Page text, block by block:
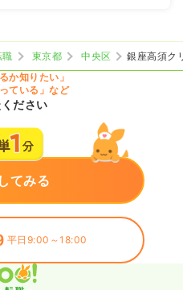
職 東京都 中央区
銀座高須ク
か知りたい」
ている」など
ださい
てみる
平日9:00～18:00